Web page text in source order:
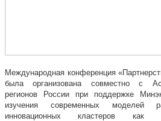
Международная конференция
была организована совместно с
регионов России при поддержке
изучения современных моделей
инновационных кластеров как